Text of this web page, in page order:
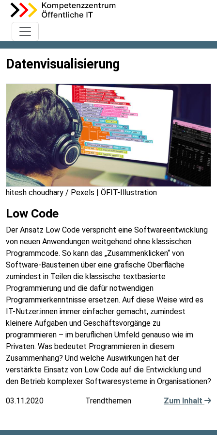
Datenvisualisierung
hitesh choudhary / Pexels | ÖFIT-Illustration
Low Code
Der Ansatz Low Code verspricht eine Softwareentwicklung
von neuen Anwendungen weitgehend ohne klassischen
Programmcode. So kann das „Zusammenklicken“ von
Software-Bausteinen über eine grafische Oberfläche
zumindest in Teilen die klassische textbasierte
Programmierung und die dafür notwendigen
Programmierkenntnisse ersetzen. Auf diese Weise wird es
IT-Nutzer:innen immer einfacher gemacht, zumindest
kleinere Aufgaben und Geschäftsvorgänge zu
programmieren – im beruflichen Umfeld genauso wie im
Privaten. Was bedeutet Programmieren in diesem
Zusammenhang? Und welche Auswirkungen hat der
verstärkte Einsatz von Low Code auf die Entwicklung und
den Betrieb komplexer Softwaresysteme in Organisationen?
03.11.2020 Trendthemen Zum Inhalt